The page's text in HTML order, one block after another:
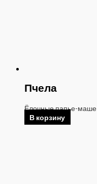
Пчела
Ёлочные папье-маше
В корзину